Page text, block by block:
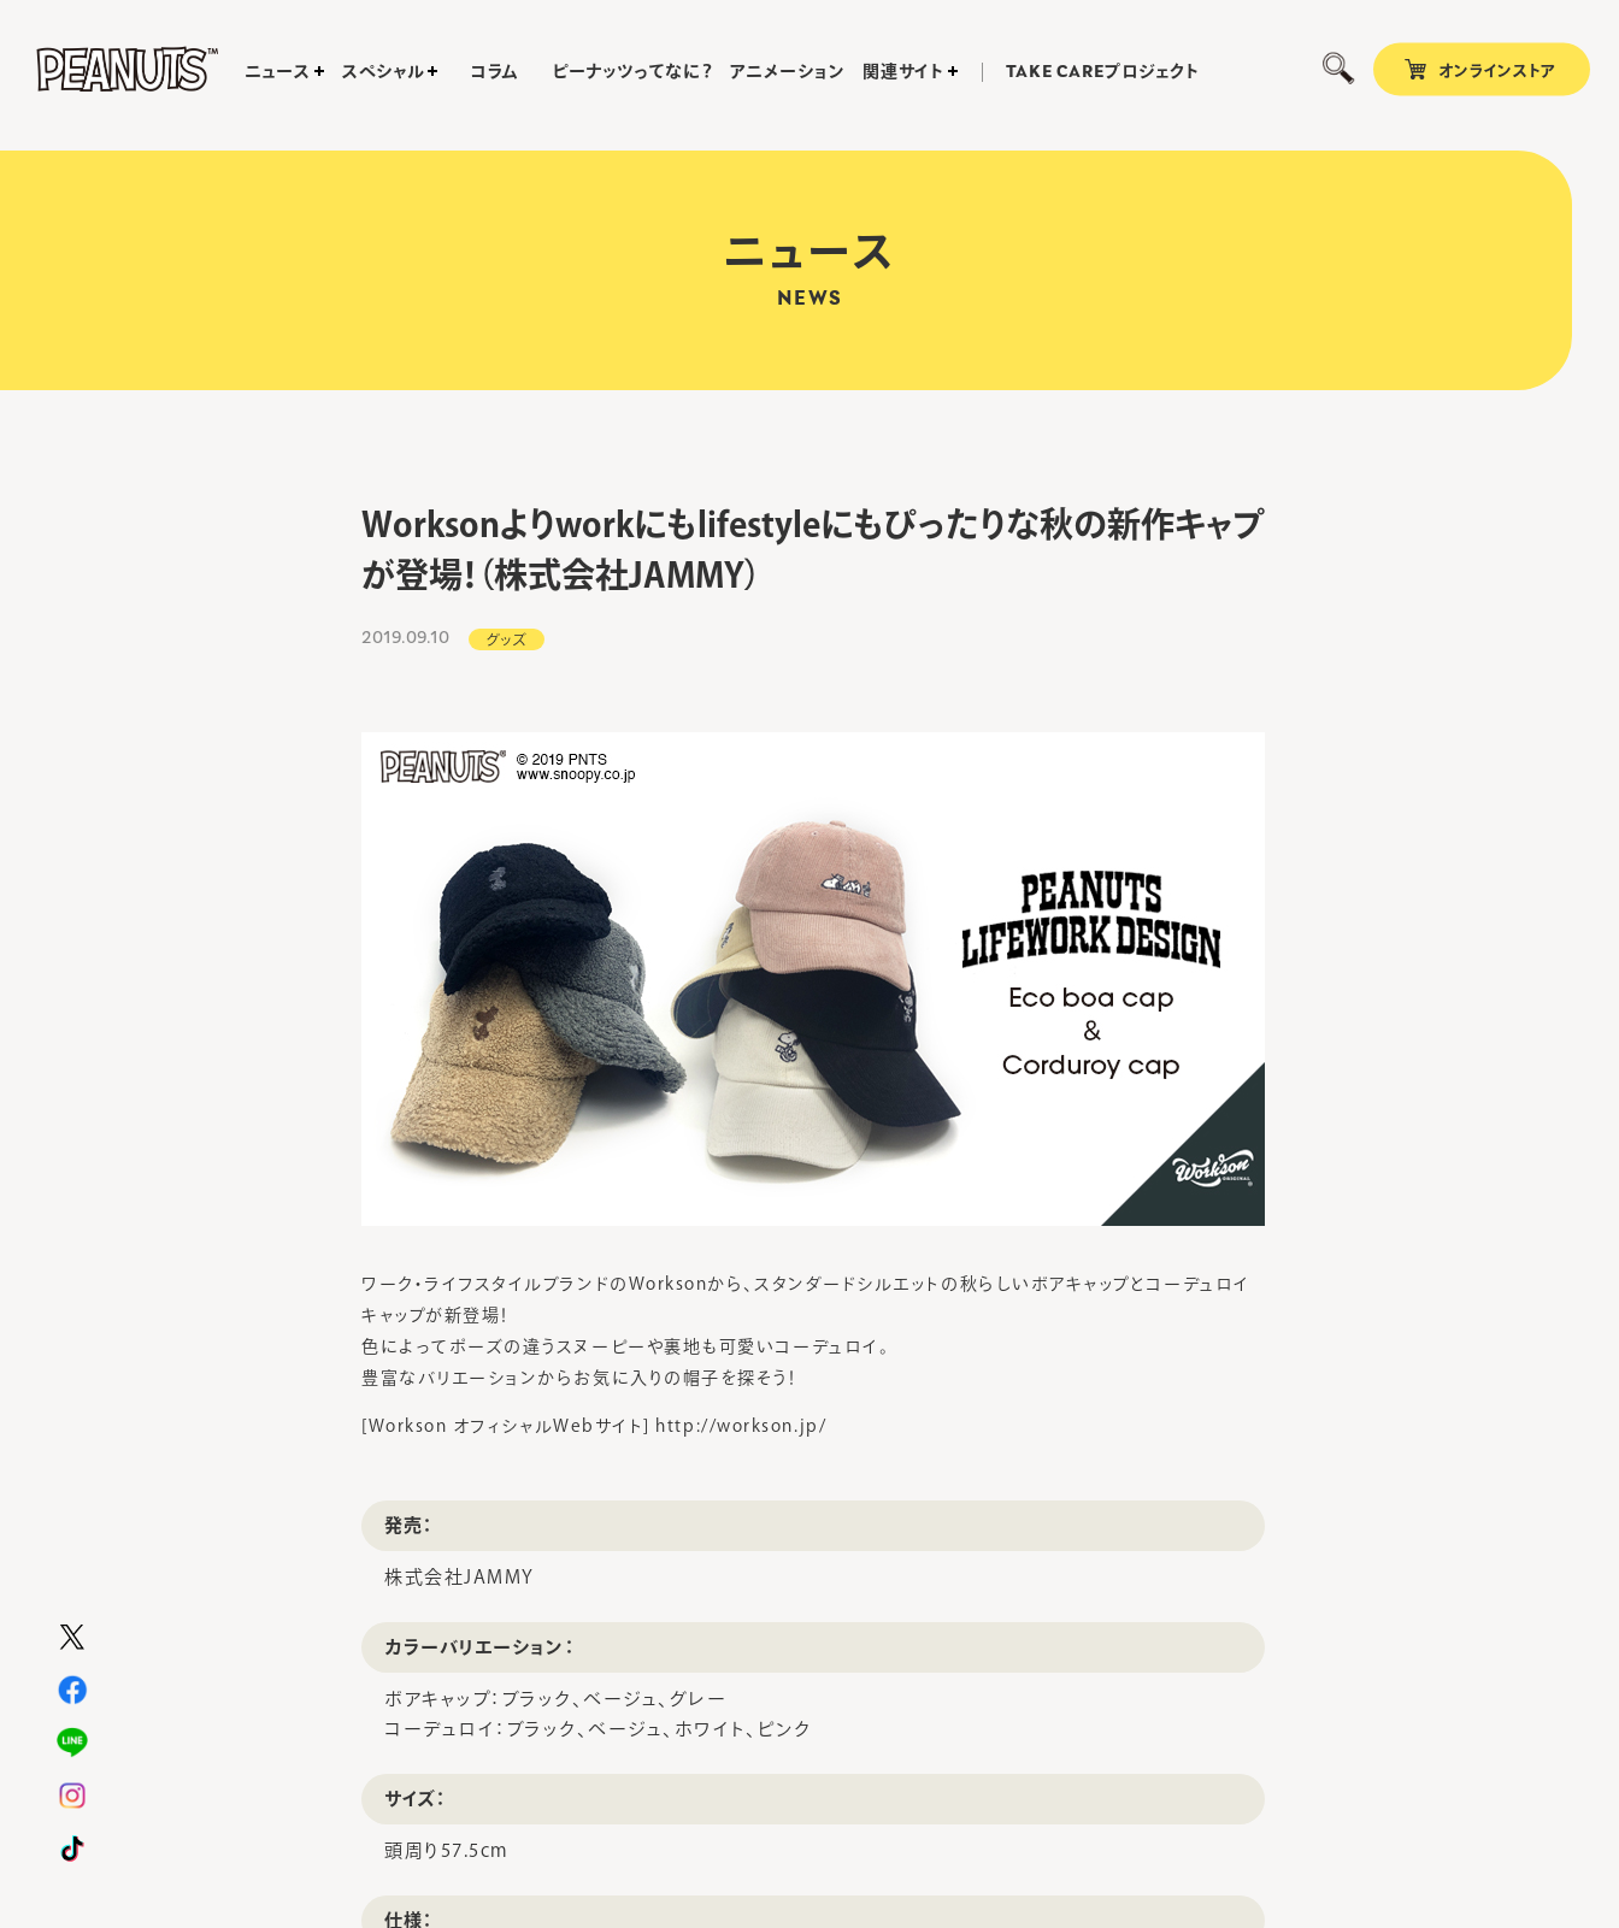
オンラインストア
ニュース スペシャル コラム ピーナッツってなに？ アニメーション 関連サイト TAKE CAREプロジェクト
ニュース
NEWS
Worksonよりworkにもlifestyleにもぴったりな秋の新作キャプ
が登場！（株式会社JAMMY）
2019.09.10 グッズ
ワーク・ライフスタイルブランドのWorksonから、スタンダードシルエットの秋らしいボアキャップとコーデュロイ
キャップが新登場！
色によってポーズの違うスヌーピーや裏地も可愛いコーデュロイ。
豊富なバリエーションからお気に入りの帽子を探そう！
[Workson オフィシャルWebサイト] http://workson.jp/
発売：
株式会社JAMMY
カラーバリエーション：
ボアキャップ：ブラック、ベージュ、グレー
コーデュロイ：ブラック、ベージュ、ホワイト、ピンク
サイズ：
頭周り57.5cm
仕様：